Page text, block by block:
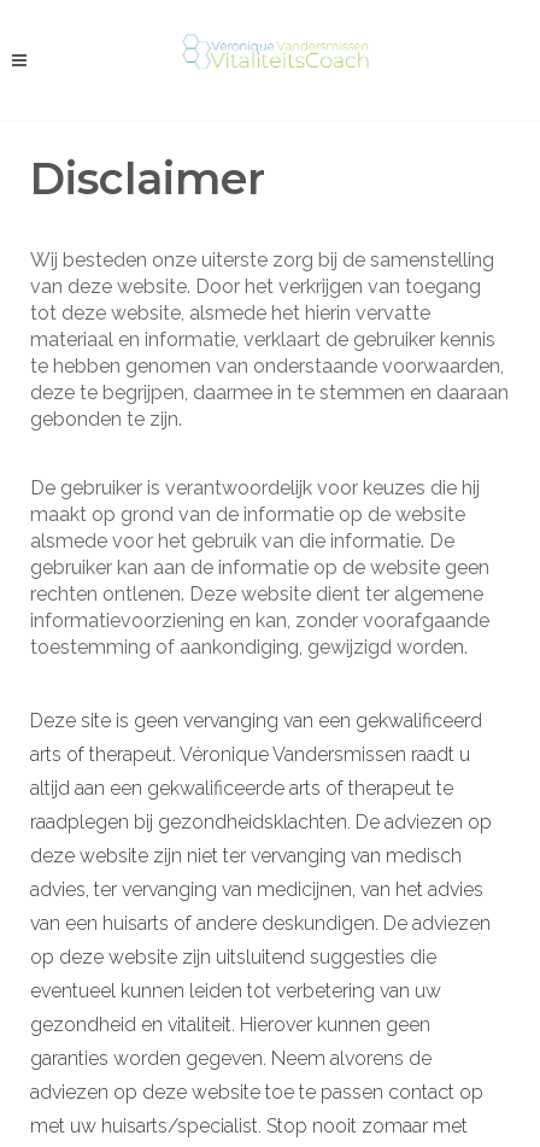
Disclaimer
Wij besteden onze uiterste zorg bij de samenstelling
van deze website. Door het verkrijgen van toegang
tot deze website, alsmede het hierin vervatte
materiaal en informatie, verklaart de gebruiker kennis
te hebben genomen van onderstaande voorwaarden,
deze te begrijpen, daarmee in te stemmen en daaraan
gebonden te zijn.
De gebruiker is verantwoordelijk voor keuzes die hij
maakt op grond van de informatie op de website
alsmede voor het gebruik van die informatie. De
gebruiker kan aan de informatie op de website geen
rechten ontlenen. Deze website dient ter algemene
informatievoorziening en kan, zonder voorafgaande
toestemming of aankondiging, gewijzigd worden.
Deze site is geen vervanging van een gekwalificeerd
arts of therapeut. Véronique Vandersmissen raadt u
altijd aan een gekwalificeerde arts of therapeut te
raadplegen bij gezondheidsklachten. De adviezen op
deze website zijn niet ter vervanging van medisch
advies, ter vervanging van medicijnen, van het advies
van een huisarts of andere deskundigen. De adviezen
op deze website zijn uitsluitend suggesties die
eventueel kunnen leiden tot verbetering van uw
gezondheid en vitaliteit. Hierover kunnen geen
garanties worden gegeven. Neem alvorens de
adviezen op deze website toe te passen contact op
met uw huisarts/specialist. Stop nooit zomaar met